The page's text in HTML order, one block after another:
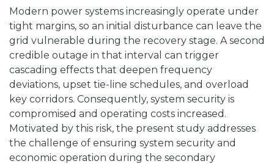
Modern power systems increasingly operate under
tight margins, so an initial disturbance can leave the
grid vulnerable during the recovery stage. A second
credible outage in that interval can trigger
cascading effects that deepen frequency
deviations, upset tie-line schedules, and overload
key corridors. Consequently, system security is
compromised and operating costs increased.
Motivated by this risk, the present study addresses
the challenge of ensuring system security and
economic operation during the secondary